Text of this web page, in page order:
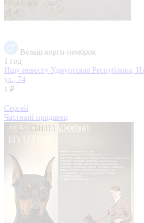
Вельш-корги-пемброк
1 год
Ищу невесту Удмуртская Республика,
ул., 74
1 ₽
Сергей
Частный продавец